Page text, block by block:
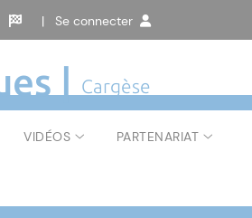
| Se connecter
| Cargèse
VIDÉOS PARTENARIAT